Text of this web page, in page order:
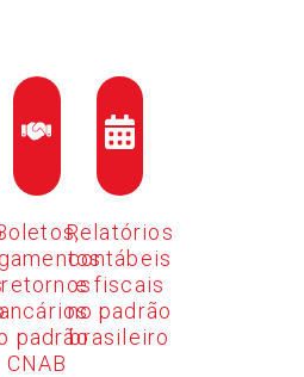
padrão
CNAB
Relatórios
contábeis
e fiscais
no padrão
brasileiro